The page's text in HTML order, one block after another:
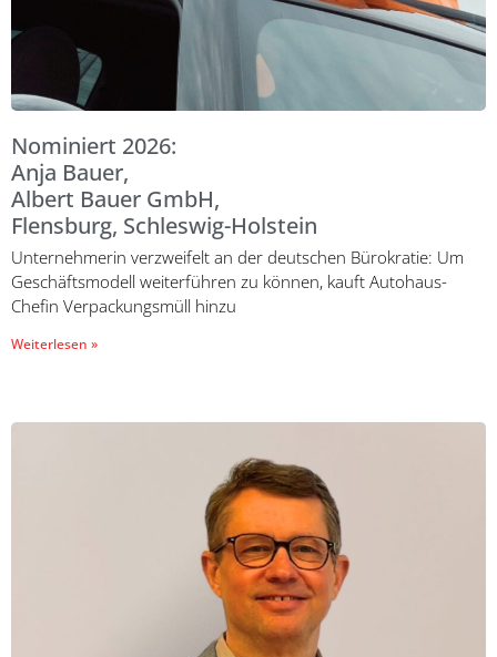
Nominiert 2026:
Anja Bauer,
Albert Bauer GmbH,
Flensburg, Schleswig-Holstein
Unternehmerin verzweifelt an der deutschen Bürokratie: Um
Geschäftsmodell weiterführen zu können, kauft Autohaus-
Chefin Verpackungsmüll hinzu
Weiterlesen »